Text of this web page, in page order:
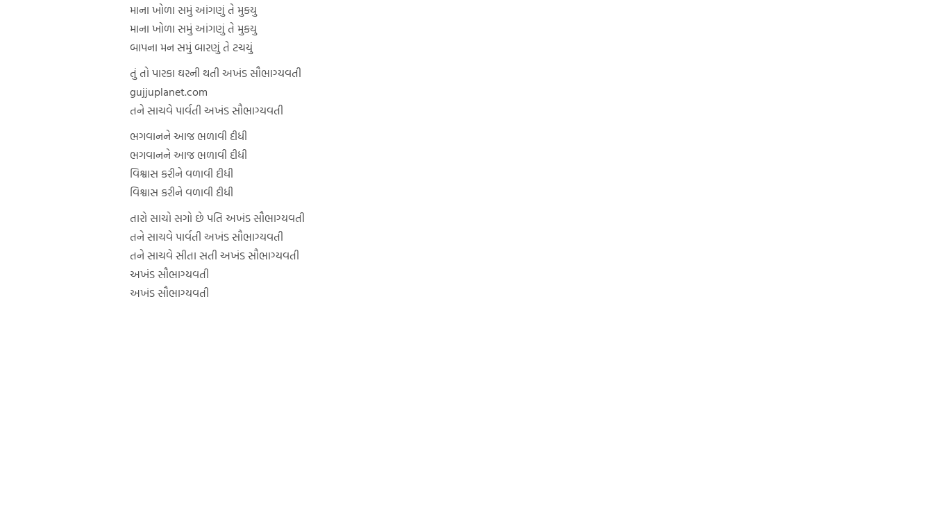
માના ખોળા સમું આંગણું તે મુકયુ
માના ખોળા સમું આંગણું તે મુકયુ
બાપના મન સમું બારણું તે ટચયું
તું તો પારકા ઘરની થતી અખંડ સૌભાગ્યવતી
gujjuplanet.com
તને સાચવે પાર્વતી અખંડ સૌભાગ્યવતી
ભગવાનને આજ ભળાવી દીધી
ભગવાનને આજ ભળાવી દીધી
વિશ્વાસ કરીને વળાવી દીધી
વિશ્વાસ કરીને વળાવી દીધી
તારો સાચો સગો છે પતિ અખંડ સૌભાગ્યવતી
તને સાચવે પાર્વતી અખંડ સૌભાગ્યવતી
તને સાચવે સીતા સતી અખંડ સૌભાગ્યવતી
અખંડ સૌભાગ્યવતી
અખંડ સૌભાગ્યવતી